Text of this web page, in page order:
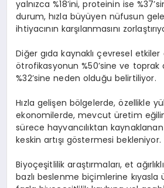
yalnızca %18’ini, proteinin ise %37’
durum, hızla büyüyen nüfusun
ihtiyacının karşılanmasını
Diğer gıda kaynaklı çevresel etkiler
ötrofikasyonun %50’sine ve toprak
%32’sine neden olduğu belirtiliyor.
Hızla gelişen bölgelerde,özellikle
ekonomilerde, mevcut üretim
sürece hayvancılıktan
keskin artışı göstermesi bekleniyor.
Biyoçeşitlilik araştırmaları, et a
bazlı beslenme biçimlerine kıyasla